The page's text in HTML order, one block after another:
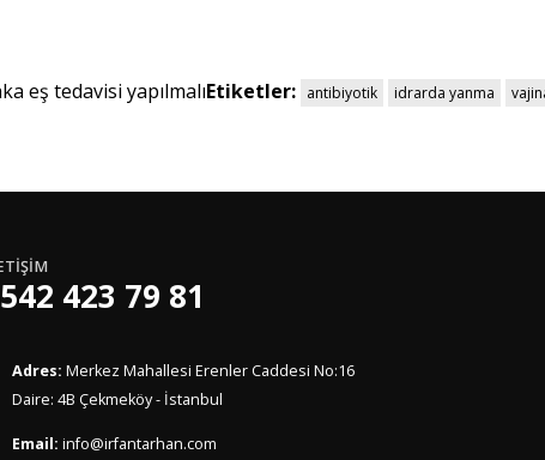
eş tedavisi yapılmalıEtiketler: antibiyotik idrarda yanma
423 79 81
Adres: Merkez Mahallesi Erenler Caddesi No:16
Daire: 4B Çekmeköy - İstanbul
Email: info@irfantarhan.com